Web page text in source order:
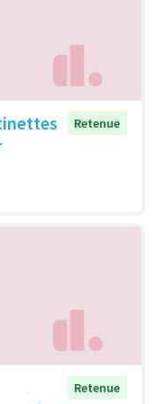
Retenue
Retenue